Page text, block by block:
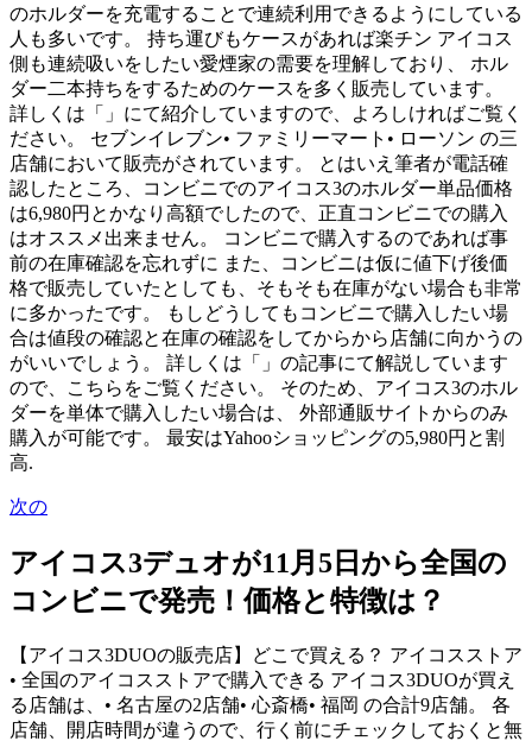
のホルダーを充電することで連続利用できるようにしている
人も多いです。 持ち運びもケースがあれば楽チン アイコス
側も連続吸いをしたい愛煙家の需要を理解しており、 ホル
ダー二本持ちをするためのケースを多く販売しています。
詳しくは「」にて紹介していますので、よろしければご覧く
ださい。 セブンイレブン• ファミリーマート• ローソン の三
店舗において販売がされています。 とはいえ筆者が電話確
認したところ、コンビニでのアイコス3のホルダー単品価格
は6,980円とかなり高額でしたので、正直コンビニでの購入
はオススメ出来ません。 コンビニで購入するのであれば事
前の在庫確認を忘れずに また、コンビニは仮に値下げ後価
格で販売していたとしても、そもそも在庫がない場合も非常
に多かったです。 もしどうしてもコンビニで購入したい場
合は値段の確認と在庫の確認をしてからから店舗に向かうの
がいいでしょう。 詳しくは「」の記事にて解説しています
ので、こちらをご覧ください。 そのため、アイコス3のホル
ダーを単体で購入したい場合は、 外部通販サイトからのみ
購入が可能です。 最安はYahooショッピングの5,980円と割
高.
次の
アイコス3デュオが11月5日から全国の
コンビニで発売！価格と特徴は？
【アイコス3DUOの販売店】どこで買える？ アイコスストア
• 全国のアイコスストアで購入できる アイコス3DUOが買え
る店舗は、• 名古屋の2店舗• 心斎橋• 福岡 の合計9店舗。 各
店舗、開店時間が違うので、行く前にチェックしておくと無